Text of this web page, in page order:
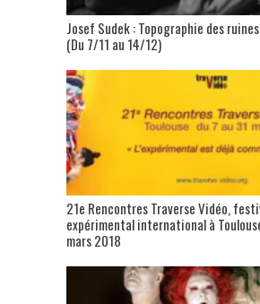
Josef Sudek : Topographie des
(Du 7/11 au 14/12)
21e Rencontres Traverse Vidéo,
expérimental international à
mars 2018